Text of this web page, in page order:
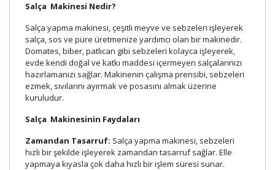
Salça Makinesi Nedir?
Salça yapma makinesi, çeşitli meyve ve sebzeleri işleyerek
salça, sos ve püre üretmenize yardımcı olan bir makinedir.
Domates, biber, patlıcan gibi sebzeleri kolayca işleyerek,
evde kendi doğal ve katkı maddesi içermeyen salçalarınızı
hazırlamanızı sağlar. Makinenin çalışma prensibi, sebzeleri
ezmek, sıvılarını ayırmak ve posasını almak üzerine
kuruludur.
Salça Makinesinin Faydaları
Zamandan Tasarruf: Salça yapma makinesi, sebzeleri
hızlı bir şekilde işleyerek zamandan tasarruf sağlar. Elle
yapmaya kıyasla çok daha hızlı bir işlem süresi sunar.